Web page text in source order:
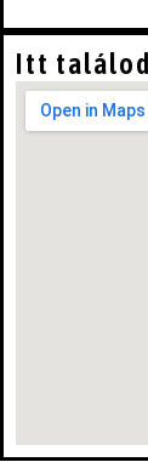
Itt találod